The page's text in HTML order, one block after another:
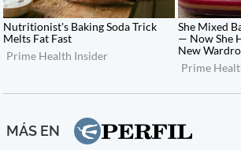
MÁS EN